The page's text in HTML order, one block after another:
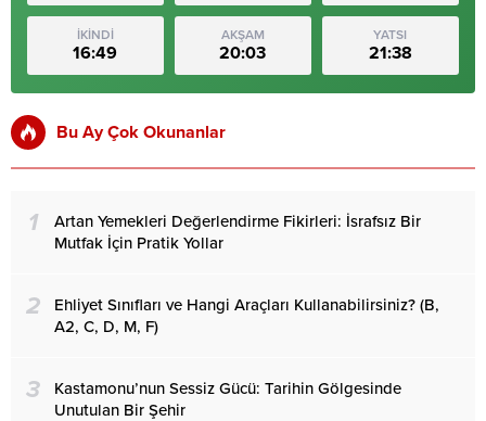
İKİNDİ
16:49
AKŞAM
20:03
YATSI
21:38
Bu Ay Çok Okunanlar
1
Artan Yemekleri Değerlendirme Fikirleri: İsrafsız Bir
Mutfak İçin Pratik Yollar
2
Ehliyet Sınıfları ve Hangi Araçları Kullanabilirsiniz? (B,
A2, C, D, M, F)
3
Kastamonu’nun Sessiz Gücü: Tarihin Gölgesinde
Unutulan Bir Şehir